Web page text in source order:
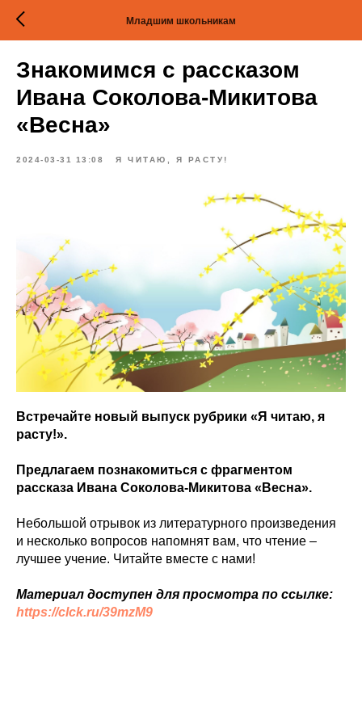
Младшим школьникам
Знакомимся с рассказом
Ивана Соколова-Микитова
«Весна»
2024-03-31 13:08 Я ЧИТАЮ, Я РАСТУ!
Встречайте новый выпуск рубрики «Я читаю, я
расту!».
Предлагаем познакомиться с фрагментом
рассказа Ивана Соколова-Микитова «Весна».
Небольшой отрывок из литературного произведения
и несколько вопросов напомнят вам, что чтение –
лучшее учение. Читайте вместе с нами!
Материал доступен для просмотра по ссылке:
https://clck.ru/39mzM9